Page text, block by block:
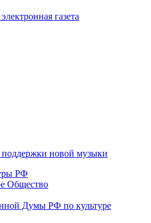
газета
новой музыки
РФ
Общество
Думы РФ по культуре